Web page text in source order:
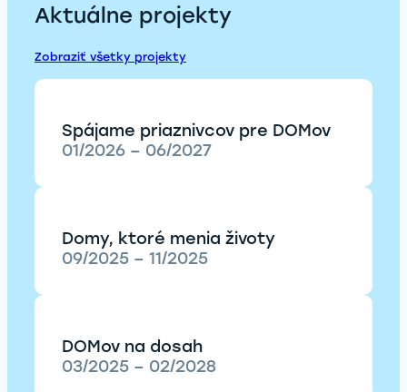
Aktuálne projekty
Zobraziť všetky projekty
Spájame priaznivcov pre DOMov
01/2026 – 06/2027
Domy, ktoré menia životy
09/2025 – 11/2025
DOMov na dosah
03/2025 – 02/2028